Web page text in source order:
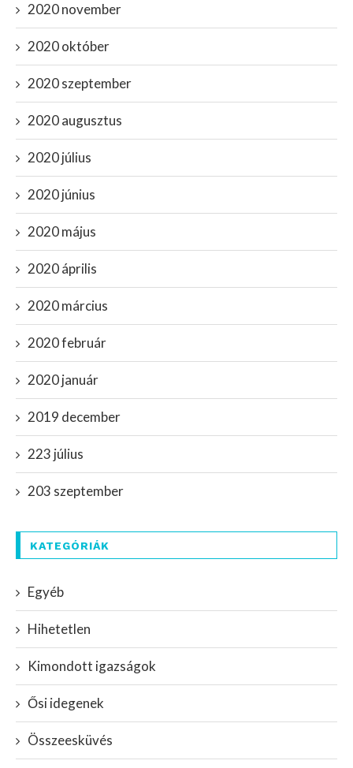
2020 november
2020 október
2020 szeptember
2020 augusztus
2020 július
2020 június
2020 május
2020 április
2020 március
2020 február
2020 január
2019 december
223 július
203 szeptember
KATEGÓRIÁK
Egyéb
Hihetetlen
Kimondott igazságok
Ősi idegenek
Összeesküvés